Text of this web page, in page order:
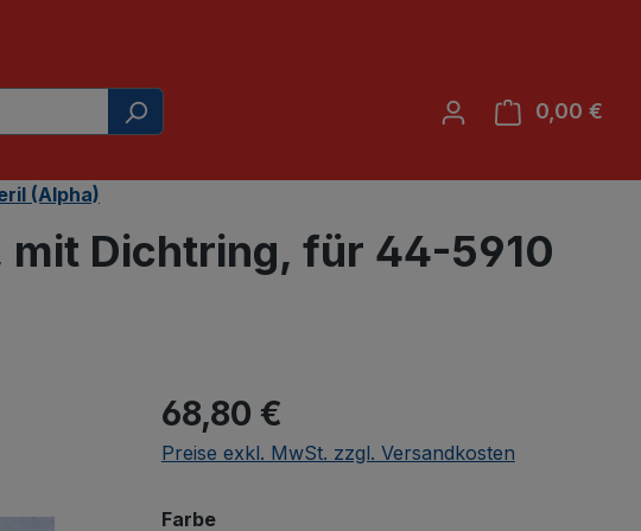
0,00 €
(Alpha)
Dichtring, für 44-5910
68,80 €
Preise exkl. MwSt. zzgl. Versandkosten
Farbeauswählen